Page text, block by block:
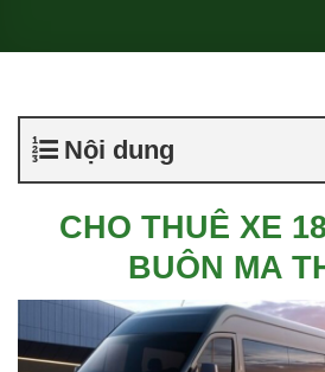
Nội dung
CHO THUÊ XE
BUÔN MA